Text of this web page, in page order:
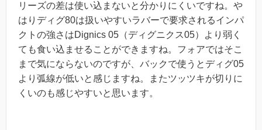
リーズの差は使い込まないと分かりにくいですね。や
はりディグ80は扱いやすいラバーで要求されるインパ
クトの強さはDignics 05（ディグニクス05）より弱く
ても食い込ませることができますね。フォアではそこ
まで気にならないのですが、バックで使うとディグ05
より弧線が低いと感じますね。またツッツキが切りに
くいのも感じやすいと思います。